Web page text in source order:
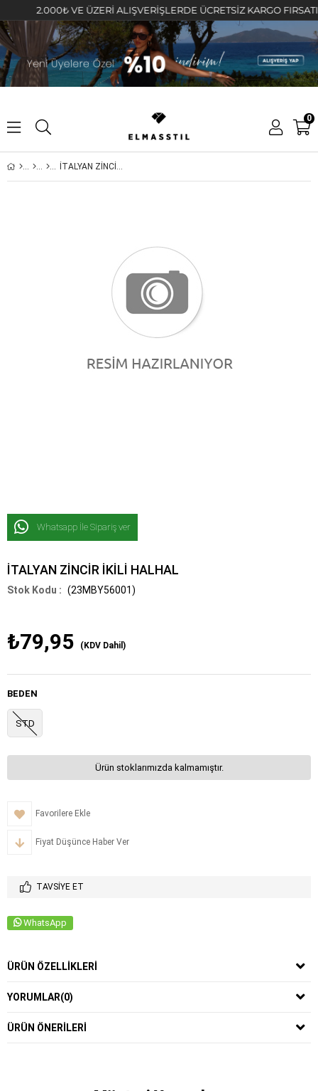
2.000₺ VE ÜZERİ ALIŞVERİŞLERDE ÜCRETSİZ KARGO FIRSATINI
0
İTALYAN ZİNCİR İKİLİ HALHAL
Whatsapp İle Sipariş ver
İTALYAN ZİNCİR İKİLİ HALHAL
(23MBY56001)
₺79,95 (KDV Dahil)
BEDEN
STD
Ürün stoklarımızda kalmamıştır.
Favorilere Ekle
Fiyat Düşünce Haber Ver
TAVSIYE ET
WhatsApp
ÜRÜN ÖZELLIKLERI
YORUMLAR(0)
ÜRÜN ÖNERILERI